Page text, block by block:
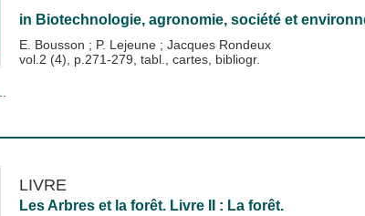
in Biotechnologie, agronomie, société et
E. Bousson ; P. Lejeune ; Jacques Rondeux
vol.2 (4), p.271-279, tabl., cartes, bibliogr.
LIVRE
Les Arbres et la forêt. Livre II : La forêt.